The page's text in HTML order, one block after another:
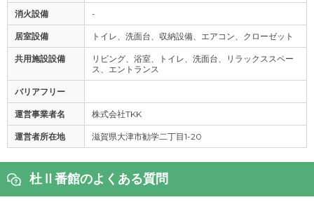
消火設備 -
居室設備 トイレ、洗面台、収納設備、エアコン、クローゼット
共用施設設備
リビング、浴室、トイレ、洗面台、リラックススペー
ス、エントランス
バリアフリー
運営事業者名 株式会社TKK
運営者所在地 滋賀県大津市勧学二丁目1-20
杜Ⅱ番館のよくある質問